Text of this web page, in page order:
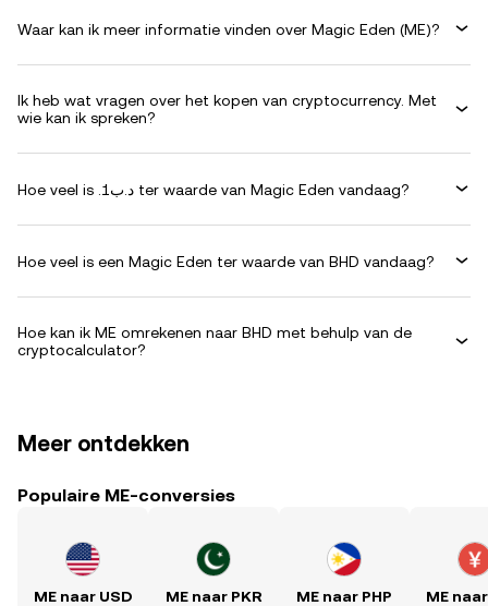
Waar kan ik meer informatie vinden over Magic Eden (ME)?
Ik heb wat vragen over het kopen van cryptocurrency. Met
wie kan ik spreken?
Hoe veel is .د.ب1 ter waarde van Magic Eden vandaag?
Hoe veel is een Magic Eden ter waarde van BHD vandaag?
Hoe kan ik ME omrekenen naar BHD met behulp van de
cryptocalculator?
Meer ontdekken
Populaire ME-conversies
ME naar USD ME naar PKR ME naar PHP ME